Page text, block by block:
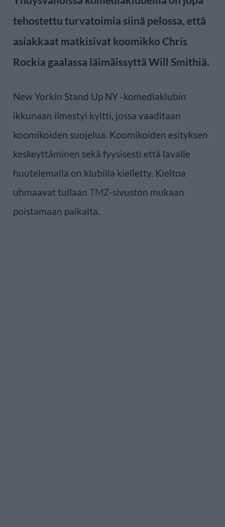
tehostettu turvatoimia siinä pelossa, että
asiakkaat matkisivat koomikko Chris
Rockia gaalassa läimäissyttä Will Smithiä.
New Yorkin Stand Up NY -komediaklubin
ikkunaan ilmestyi kyltti, jossa vaaditaan
koomikoiden suojelua. Koomikoiden esityksen
keskeyttäminen sekä fyysisesti että lavalle
huutelemalla on klubilla kielletty. Kieltoa
uhmaavat tullaan TMZ-sivuston mukaan
poistamaan paikalta.